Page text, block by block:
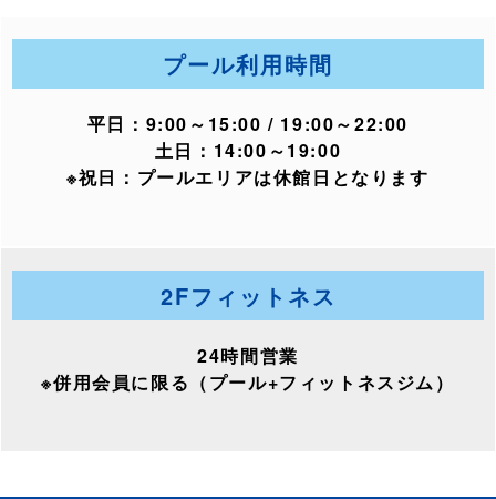
プール利用時間
平日：9:00～15:00 / 19:00～22:00
土日：14:00～19:00
※祝日：プールエリアは休館日となります
2Fフィットネス
24時間営業
※併用会員に限る（プール+フィットネスジム）